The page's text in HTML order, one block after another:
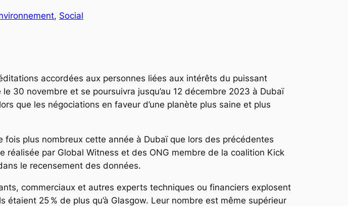
, Social
accordées aux personnes liées aux intérêts du puissant
30 novembre et se poursuivra jusqu’au 12 décembre 2023 à Dubaï
que les négociations en faveur d’une planète plus saine et plus
plus nombreux cette année à Dubaï que lors des précédentes
réalisée par Global Witness et des ONG membre de la coalition Kick
le recensement des données.
commerciaux et autres experts techniques ou financiers explosent
25 % de plus qu’à Glasgow. Leur nombre est même supérieur